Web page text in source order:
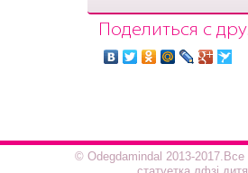
Поделиться с
© Odegdamindal 2013-